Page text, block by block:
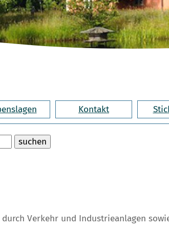
Kontakt
Verkehr und Industrieanlagen